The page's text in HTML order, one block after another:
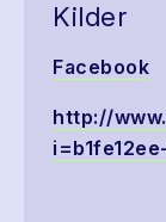
Kilder
Facebook
http://